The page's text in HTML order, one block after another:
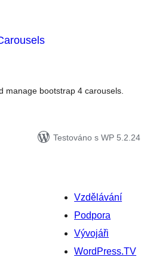
manage bootstrap 4 carousels.
Testováno s WP 5.2.24
Vzdělávání
Podpora
Vývojáři
WordPress.TV